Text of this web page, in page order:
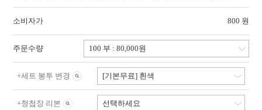
소비자가 800 원
주문수량
+세트 봉투 변경 [기본무료] 흰색
+청첩장 리본 선택하세요